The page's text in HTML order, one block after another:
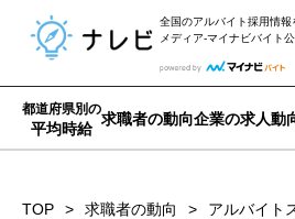
全国のアルバイト採用情報
メディア-マイナビバイト
都道府県別の
平均時給
求職者の動向企業の求人動
TOP 求職者の動向 アルバイト